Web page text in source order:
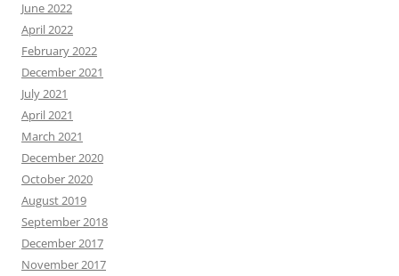
June 2022
April 2022
February 2022
December 2021
July 2021
April 2021
March 2021
December 2020
October 2020
August 2019
September 2018
December 2017
November 2017